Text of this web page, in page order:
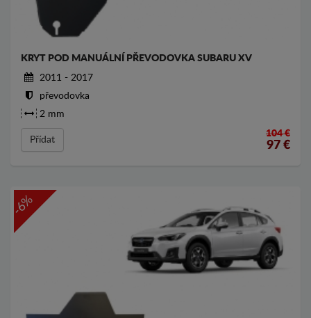
KRYT POD MANUÁLNÍ PŘEVODOVKA SUBARU XV
2011 - 2017
převodovka
2 mm
Přídat
104 €
97 €
-6%